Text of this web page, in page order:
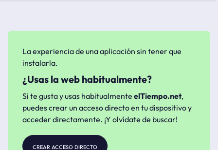
La experiencia de una aplicación sin tener que
instalarla.
¿Usas la web habitualmente?
Si te gusta y usas habitualmente elTiempo.net,
puedes crear un acceso directo en tu dispositivo y
acceder directamente. ¡Y olvídate de buscar!
crear acceso directo